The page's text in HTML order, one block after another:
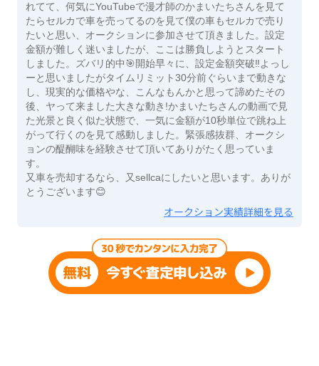
れてて、何気にYouTubeで漫才師のかまいたちさんを見て
たらセルカで車を売ってるのを見て僕の車もセルカで売り
たいと思い、オークションに参加させて頂きました。設定
金額が難しく迷いましたが、ここは勝負しようとスタート
しました。ズバリ的中🎯開始早々に、設定金額突破‼️よっし
ーと思いましたがタイムリミット30分前ぐらいまで動きな
し、現実的な価格やな、こんなもんかと思って諦めたその
後、ヤって来ました大きな動き!かまいたちさんの動画で見
た光景と良く似た状態で、一気に金額が10秒単位で跳ね上
がって行くのを見て感動しました。緊張感抜群、オークシ
ョンの醍醐味を経験させて頂いてありがたく思っていま
す。
又車を売却するなら、又sellcaにしたいと思います。ありが
とうございます😊
オークション実績詳細を見る